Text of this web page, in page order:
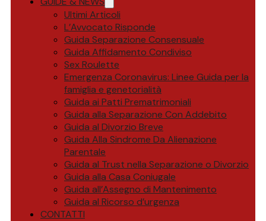
Ultimi Articoli
L’Avvocato Risponde
Guida Separazione Consensuale
Guida Affidamento Condiviso
Sex Roulette
Emergenza Coronavirus: Linee Guida per la
famiglia e genetorialità
Guida ai Patti Prematrimoniali
Guida alla Separazione Con Addebito
Guida al Divorzio Breve
Guida Alla Sindrome Da Alienazione
Parentale
Guida al Trust nella Separazione o Divorzio
Guida alla Casa Coniugale
Guida all’Assegno di Mantenimento
Guida al Ricorso d’urgenza
CONTATTI